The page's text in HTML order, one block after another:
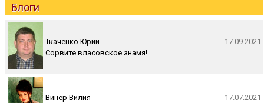
Блоги
Ткаченко Юрий
17.09.2021
Сорвите власовское знамя!
Винер Вилия
17.07.2021